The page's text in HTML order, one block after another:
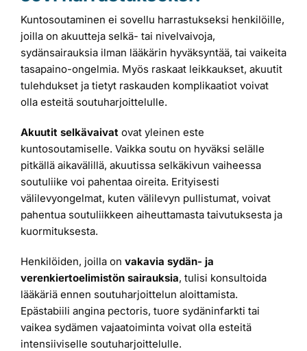
Kuntosoutaminen ei sovellu harrastukseksi henkilöille,
joilla on akuutteja selkä- tai nivelvaivoja,
sydänsairauksia ilman lääkärin hyväksyntää, tai vaikeita
tasapaino-ongelmia. Myös raskaat leikkaukset, akuutit
tulehdukset ja tietyt raskauden komplikaatiot voivat
olla esteitä soutuharjoittelulle.
Akuutit selkävaivat ovat yleinen este
kuntosoutamiselle. Vaikka soutu on hyväksi selälle
pitkällä aikavälillä, akuutissa selkäkivun vaiheessa
soutuliike voi pahentaa oireita. Erityisesti
välilevyongelmat, kuten välilevyn pullistumat, voivat
pahentua soutuliikkeen aiheuttamasta taivutuksesta ja
kuormituksesta.
Henkilöiden, joilla on vakavia sydän- ja
verenkiertoelimistön sairauksia, tulisi konsultoida
lääkäriä ennen soutuharjoittelun aloittamista.
Epästabiili angina pectoris, tuore sydäninfarkti tai
vaikea sydämen vajaatoiminta voivat olla esteitä
intensiiviselle soutuharjoittelulle.